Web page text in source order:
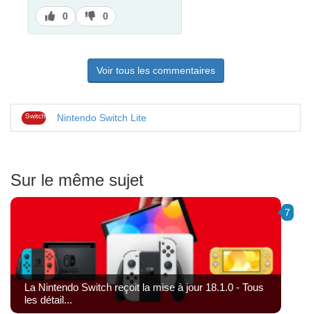
J’aime
0
J’aime
pas
0
Voir tous les commentaires
Switch Nintendo Switch Lite
Sur le même sujet
7
La Nintendo Switch reçoit la mise à jour 18.1.0 - Tous
les détail...